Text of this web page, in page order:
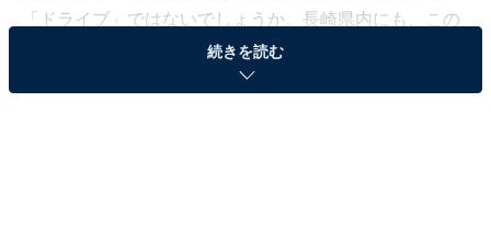
「ドライブ」ではないでしょうか。長崎県内にも、この
季節ならではの開放的な景色を楽しめるコースがありま
続きを読む